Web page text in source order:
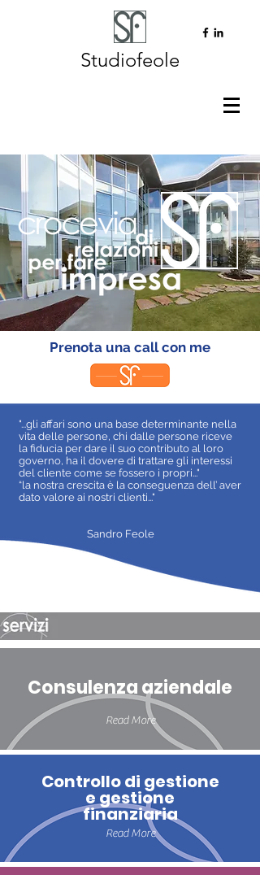
Studiofeole
Prenota una call con me
"...gli affari sono una base determinante nella
vita delle persone, chi dalle persone riceve
la fiducia per dare il suo contributo al loro
governo, ha il dovere di trattare gli interessi
del cliente come se fossero i propri..."
“la nostra crescita è la conseguenza dell’ aver
dato valore ai nostri clienti..."
Sandro Feole
Consulenza aziendale
Read More
Controllo di gestione
e gestione
finanziaria
Read More